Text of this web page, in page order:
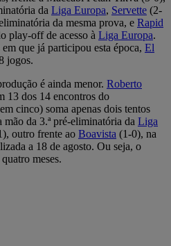
da Liga Europa, Servette (2-
da mesma prova, e Rapid
play-off de acesso à Liga Europa.
que já participou esta época, El
jogos.
é ainda menor. Roberto
13 dos 14 encontros do
cinco) soma apenas dois tentos
mão da 3.ª pré-eliminatória da Liga
outro frente ao Boavista (1-0), na
a 18 de agosto. Ou seja, o
meses.